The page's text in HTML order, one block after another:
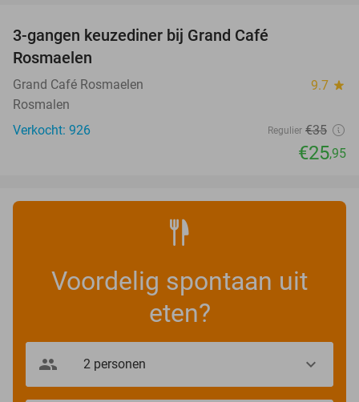
3-gangen keuzediner bij Grand Café
Rosmaelen
Grand Café Rosmaelen 9.7 star
Rosmalen
Verkocht: 926
Regulier €35
€25,95
Voordelig spontaan uit
eten?